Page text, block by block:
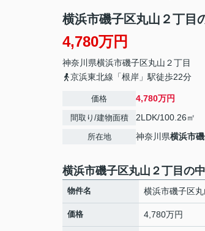
横浜市磯子区丸山２丁目
4,780万円
神奈川県横浜市磯子区丸山 ２丁目
京浜東北線「根岸」駅徒歩22分
価格 4,780万円
間取り/建物面積 2LDK/100.26㎡
所在地 神奈川県横浜市
横浜市磯子区丸山２丁目の
物件名 横浜市磯子区
価格 4,780万円